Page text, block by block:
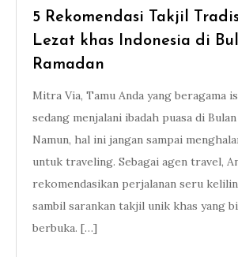
5 Rekomendasi Takjil
Lezat khas Indonesia di
Ramadan
Mitra Via, Tamu Anda yang beragama
sedang menjalani ibadah puasa di Bulan
Namun, hal ini jangan sampai
untuk traveling. Sebagai agen travel,
rekomendasikan perjalanan seru
sambil sarankan takjil unik khas yang
berbuka. […]